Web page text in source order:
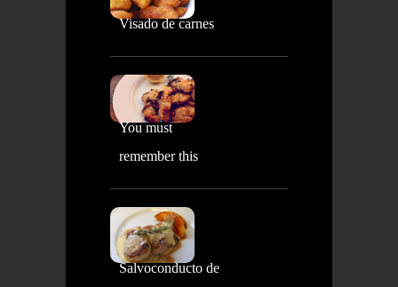
Visado de carnes
You must
remember this
Salvoconducto de